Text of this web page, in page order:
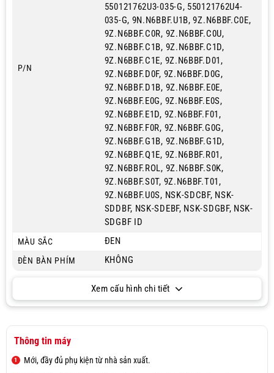
P/N
550121762U3-035-G, 550121762U4-
035-G, 9N.N6BBF.U1B, 9Z.N6BBF.C0E,
9Z.N6BBF.C0R, 9Z.N6BBF.C0U,
9Z.N6BBF.C1B, 9Z.N6BBF.C1D,
9Z.N6BBF.C1E, 9Z.N6BBF.D01,
9Z.N6BBF.D0F, 9Z.N6BBF.D0G,
9Z.N6BBF.D1B, 9Z.N6BBF.E0E,
9Z.N6BBF.E0G, 9Z.N6BBF.E0S,
9Z.N6BBF.E1D, 9Z.N6BBF.F01,
9Z.N6BBF.F0R, 9Z.N6BBF.G0G,
9Z.N6BBF.G1B, 9Z.N6BBF.G1D,
9Z.N6BBF.Q1E, 9Z.N6BBF.R01,
9Z.N6BBF.ROL, 9Z.N6BBF.S0K,
9Z.N6BBF.S0T, 9Z.N6BBF.T01,
9Z.N6BBF.U0S, NSK-SDCBF, NSK-
SDDBF, NSK-SDEBF, NSK-SDGBF, NSK-
SDGBF ID
MÀU SẮC ĐEN
ĐÈN BÀN PHÍM KHÔNG
Xem cấu hình chi tiết
Thông tin máy
Mới, đầy đủ phụ kiện từ nhà sản xuất.